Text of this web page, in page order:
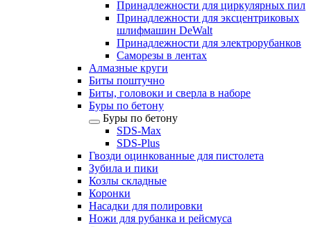
Принадлежности для циркулярных пил
Принадлежности для эксцентриковых
шлифмашин DeWalt
Принадлежности для электрорубанков
Саморезы в лентах
Алмазные круги
Биты поштучно
Биты, головоки и сверла в наборе
Буры по бетону
Буры по бетону
SDS-Max
SDS-Plus
Гвозди оцинкованные для пистолета
Зубила и пики
Козлы складные
Коронки
Насадки для полировки
Ножи для рубанка и рейсмуса